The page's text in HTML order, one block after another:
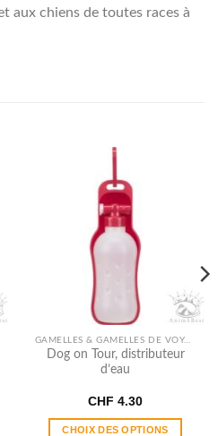
aux chiens de toutes races à
GAMELLES & GAMELLES DE VOYAGE
Dog on Tour, distributeur
d’eau
CHF 4.30
CHOIX DES OPTIONS